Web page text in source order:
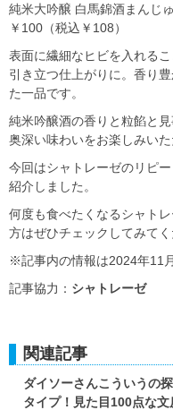
純米大吟醸 白馬錦酒まんじ
￥100（税込￥108）
表面に繊細なヒビを入れる
引き立つ仕上がりに。香り
た一品です。
純米吟醸酒の香りと粒餡と
奥深い味わいをお楽しみい
今回はシャトレーゼのリピ
紹介しました。
何度も食べたくなるシャト
方はぜひチェックしてみてく
※記事内の情報は2024年11
記事協力： シャトレーゼ
関連記事
ダイソーさんこういうの
タイプ！見た目100点な文